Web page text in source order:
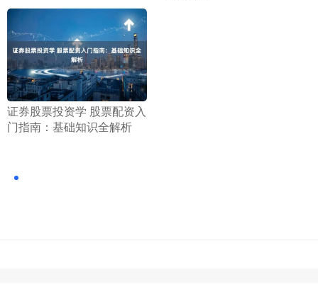
​证券股票投资学 股票配资入
门指南：基础知识全解析